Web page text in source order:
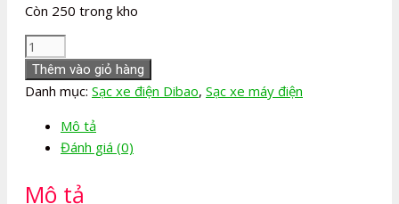
Còn 250 trong kho
Sạc
xe
máy
Haoda
Dibao
lượng
Thêm vào giỏ hàng
Danh mục: Sạc xe điện Dibao, Sạc xe máy điện
Mô tả
Đánh giá (0)
Mô tả